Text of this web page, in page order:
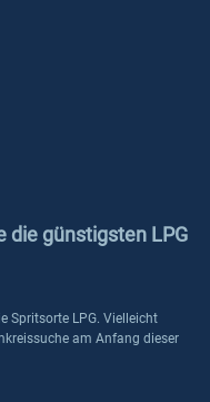
die günstigsten LPG
Spritsorte LPG. Vielleicht
am Anfang dieser